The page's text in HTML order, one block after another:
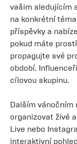
vašim sledujícím
na konkrétní
příspěvky a
pokud máte
propagujte své
období.
cílovou skupinu.
Dalším vánočním
organizovat živé
Live nebo
interaktivní